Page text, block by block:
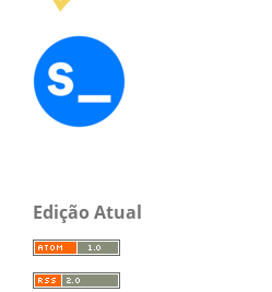
Edição Atual